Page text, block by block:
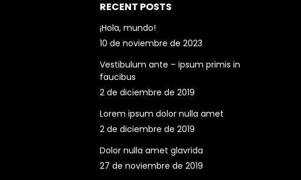
RECENT POSTS
¡Hola, mundo!
10 de noviembre de 2023
Vestibulum ante – ipsum primis in
faucibus
2 de diciembre de 2019
Lorem ipsum dolor nulla amet
2 de diciembre de 2019
Dolor nulla amet glavrida
27 de noviembre de 2019